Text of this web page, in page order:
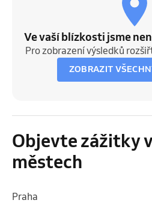
Ve vaší blízkosti jsme
Pro zobrazení výsledků
ZOBRAZIT
Objevte zážitky
městech
Praha